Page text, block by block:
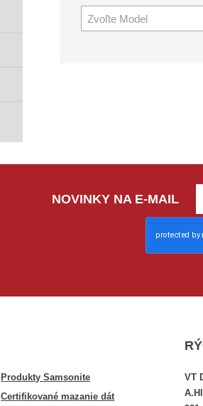
Zvoľte Model
NOVINKY NA E-MAIL
Produkty Samsonite
Certifikované mazanie dát
VT